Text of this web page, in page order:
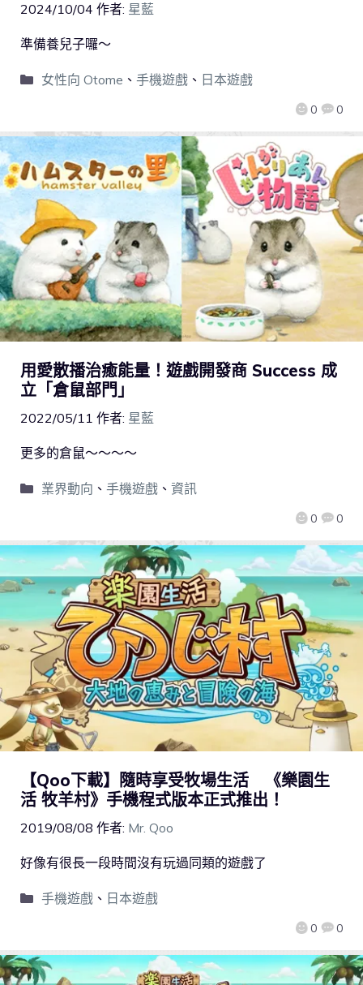
2024/10/04 作者: 星藍
0 0
準備養兒子囉～
女性向 Otome 、 手機遊戲、 日本遊戲
用愛散播治癒能量！遊戲開發商 Success 成
立「倉鼠部門」
2022/05/11 作者: 星藍
0 0
更多的倉鼠～～～～
業界動向 、 手機遊戲、 資訊
【Qoo下載】隨時享受牧場生活 《樂園生
活 牧羊村》手機程式版本正式推出！
2019/08/08 作者: Mr. Qoo
0 0
好像有很長一段時間沒有玩過同類的遊戲了
手機遊戲、 日本遊戲